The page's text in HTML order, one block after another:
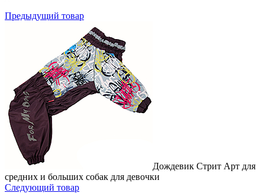
Предыдущий товар
Дождевик Стрит Арт для
средних и больших собак для девочки
Следующий товар